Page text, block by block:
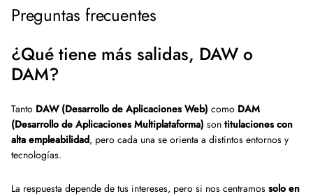
Preguntas frecuentes
¿Qué tiene más salidas, DAW o
DAM?
Tanto DAW (Desarrollo de Aplicaciones Web) como DAM
(Desarrollo de Aplicaciones Multiplataforma) son titulaciones con
alta empleabilidad, pero cada una se orienta a distintos entornos y
tecnologías.
La respuesta depende de tus intereses, pero si nos centramos solo en